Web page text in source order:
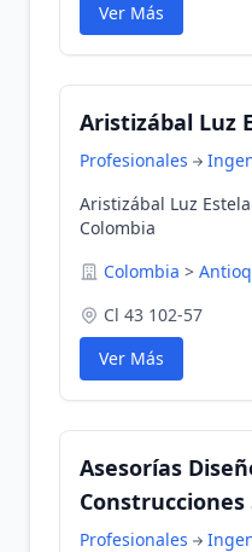
Ver Más
Aristizábal Luz
Profesionales
Aristizábal Luz
Colombia
Colombia >
Cl 43 102-57
Ver Más
Asesorías
Construcciones
Profesionales